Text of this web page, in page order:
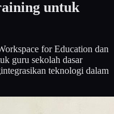
untuk
for Education dan
guru sekolah dasar
teknologi dalam